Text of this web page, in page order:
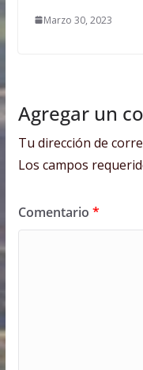
Marzo 30, 2023
Agregar un
Tu dirección de
Los campos
Comentario *